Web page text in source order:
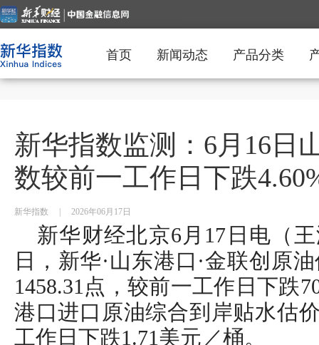
首页 新闻动态 产品分类
新华指数监测：6月16日
数较前一工作日下跌
新华指数 2026年06月17日
新华财经北京6月17日电（
日，新华·山东港口·金联创原
1458.31点，较前一工作日下跌
港口进口原油综合到岸贴水估
工作日下跌1.71美元／桶。